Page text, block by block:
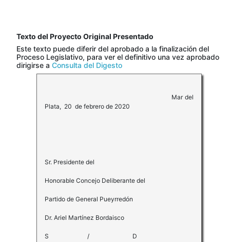
Texto del Proyecto Original Presentado
Este texto puede diferir del aprobado a la finalización del
Proceso Legislativo, para ver el definitivo una vez aprobado
dirigirse a Consulta del Digesto
Mar del
Plata, 20 de febrero de 2020
Sr. Presidente del
Honorable Concejo Deliberante del
Partido de General Pueyrredón
Dr. Ariel Martínez Bordaisco
S / D